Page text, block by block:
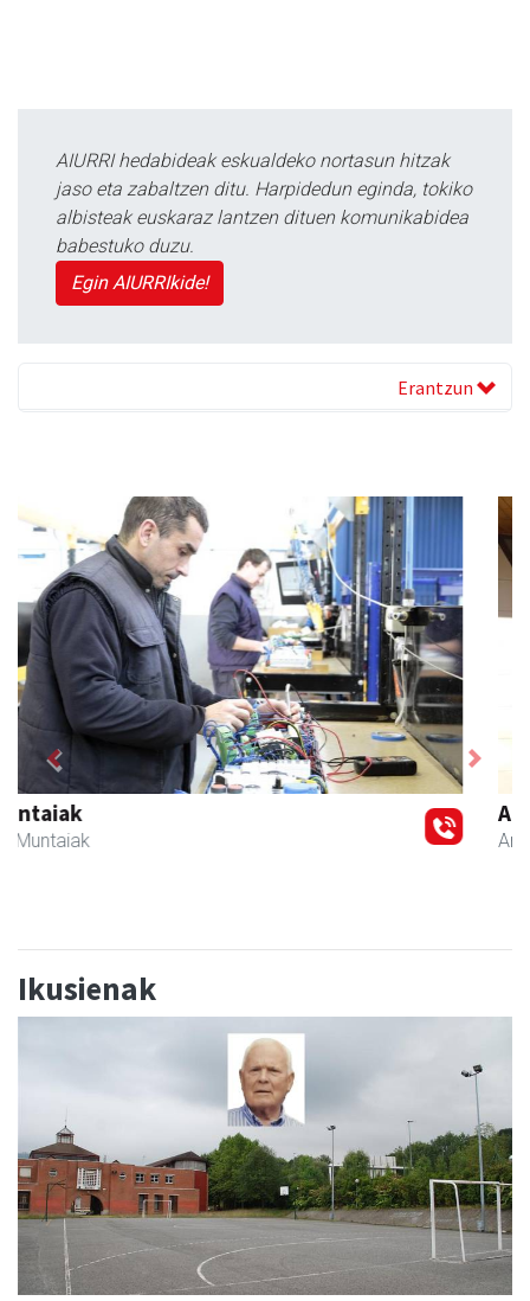
AIURRI hedabideak eskualdeko nortasun hitzak
jaso eta zabaltzen ditu. Harpidedun eginda, tokiko
albisteak euskaraz lantzen dituen komunikabidea
babestuko duzu.
Egin AIURRIkide!
Erantzun
Arindu fisioterapia eta osteopatia
Amasa-Villabona
Previous Next
Ikusienak